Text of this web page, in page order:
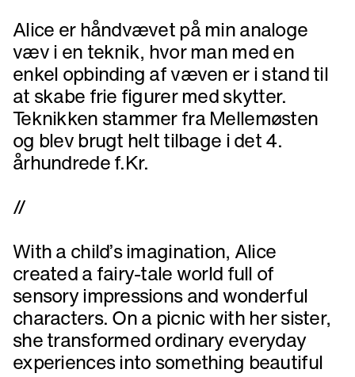
Alice er håndvævet på min analoge
væv i en teknik, hvor man med en
enkel opbinding af væven er i stand til
at skabe frie figurer med skytter.
Teknikken stammer fra Mellemøsten
og blev brugt helt tilbage i det 4.
århundrede f.Kr.
//
With a child’s imagination, Alice
created a fairy-tale world full of
sensory impressions and wonderful
characters. On a picnic with her sister,
she transformed ordinary everyday
experiences into something beautiful